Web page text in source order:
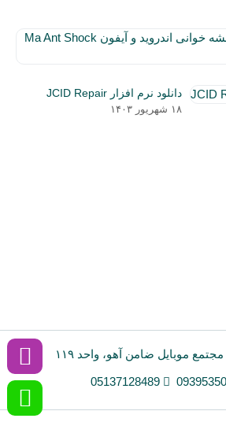
دانلود نرم افزار JCID Repair
۱۸ شهریور ۱۴۰۳
موبایل ضامن آهو، واحد ۱۱۹
05137128489